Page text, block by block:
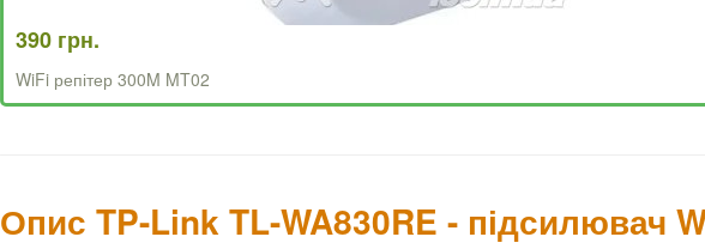
390 грн.
WiFi репітер 300M MT02
Опис TP-Link TL-WA830RE - підсилювач